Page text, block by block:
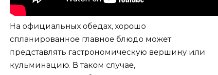
На официальных обедах, хорошо
спланированное главное блюдо может
представлять гастрономическую вершину или
кульминацию. В таком случае,